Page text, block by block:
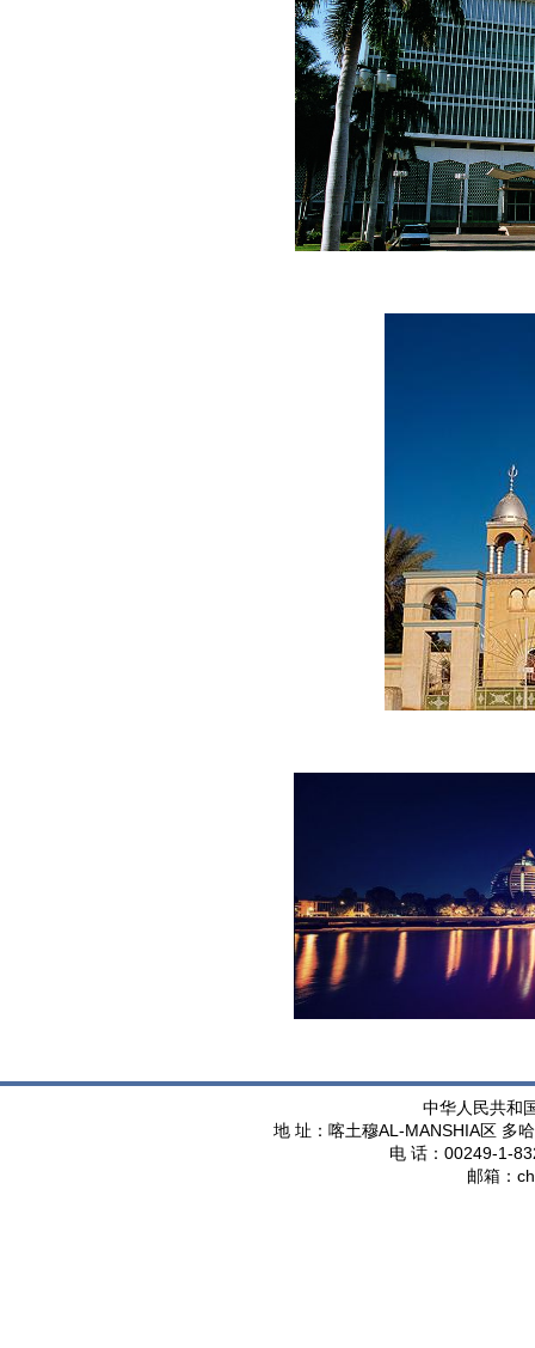
中华人民共和
地 址：喀土穆AL-MANSHIA区 多
电 话： 00249-1-
邮箱：